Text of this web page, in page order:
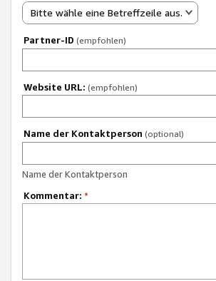
Bitte wähle eine Betreffzeile aus.
Partner-ID (empfohlen)
Website URL: (empfohlen)
Name der Kontaktperson (optional)
Name der Kontaktperson
Kommentar: *